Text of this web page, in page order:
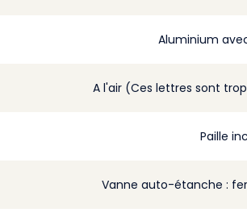
Aluminium
A l'air (Ces lettres sont
Paille
Vanne auto-étanche :